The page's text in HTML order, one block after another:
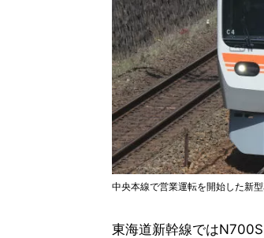
中央本線で営業運転を開始した新
東海道新幹線では